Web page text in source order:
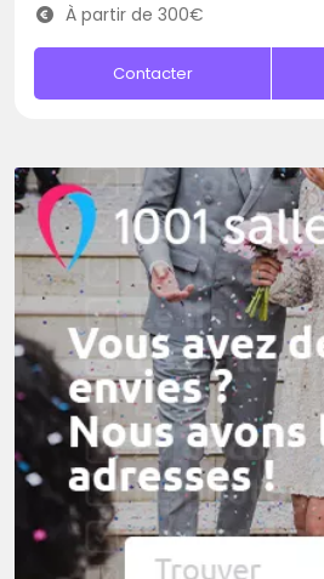
À partir de 300€
Contacter